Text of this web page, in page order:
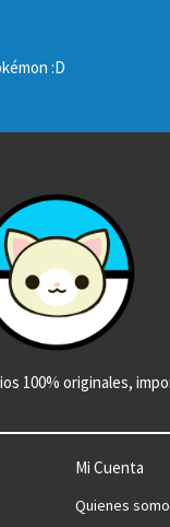
:D
100% originales,
Mi Cuenta
Quienes